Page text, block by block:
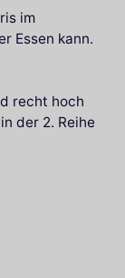
im
Essen kann.
recht hoch
der 2. Reihe